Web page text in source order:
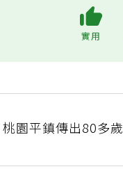
實用
桃園平鎮傳出80多